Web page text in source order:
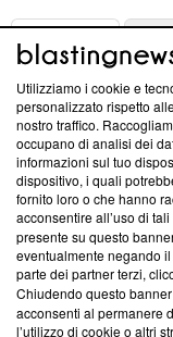
ABOUT
Questa sezione
News, sui nostri
creare news di
‘Trust Project -
ancora membro del
parte; Trust Project
conformità agli
Su di noi
Team editoriale
Utilizziamo i cookie e
personalizzato rispetto
nostro traffico.
occupano di analisi dei
informazioni sul tuo
dispositivo, i quali
fornito loro o che hanno
acconsentire all’uso di
presente su questo
eventualmente negando
parte dei partner terzi,
Chiudendo questo
acconsenti al permanere
l’utilizzo di cookie o altri